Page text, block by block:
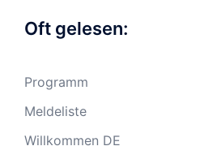
Oft gelesen:
Programm
Meldeliste
Willkommen DE